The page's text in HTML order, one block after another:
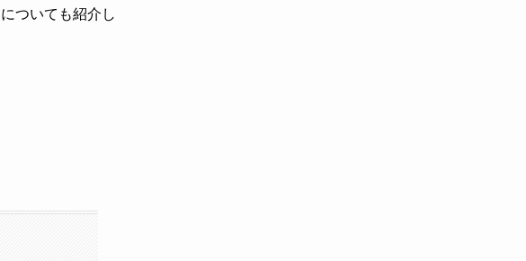
についても紹介し